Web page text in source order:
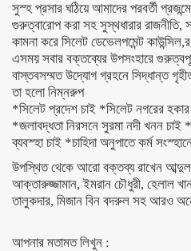
সুস্হ প্রসার ঘঠিয়ে আমাদের পরবর্তী
গুরুত্বারোপ করা সহ সুস্থধারার রাজনীতি,
কামনা করে সিলেট ডেভেলপমেন্ট
এসময় সবার বক্তব্যের উপসংহারে
বাস্তবসম্মত উদ্যোগ গ্রহনে সিদ্ধান্ত
তা হলো নিম্নরুপ
*সিলেট প্রদেশ চাই *সিলেট নগরের
*জলাবদ্ধতা নিরসনে সুরমা নদী খনন চাই
ব্যবস্হা চাই *চাহিদা অনুপাতে কর্ম
উপস্থিত থেকে আরো বক্তব্য রাখেন আব্দুল
আক্তারুজ্জামান, ইমরান চৌধুরী, হেলাল
তালুকদার, মিজান বিন বদরুল সহ আরও
আপনার মতামত লিখুন :